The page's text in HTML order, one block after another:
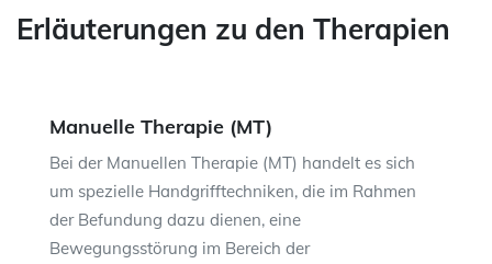
Erläuterungen zu den Therapien
Manuelle Therapie (MT)
Bei der Manuellen Therapie (MT) handelt es sich
um spezielle Handgrifftechniken, die im Rahmen
der Befundung dazu dienen, eine
Bewegungsstörung im Bereich der